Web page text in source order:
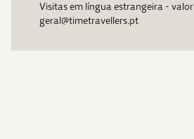
Visitas em língua estrangeira -
geral@timetravellers.pt